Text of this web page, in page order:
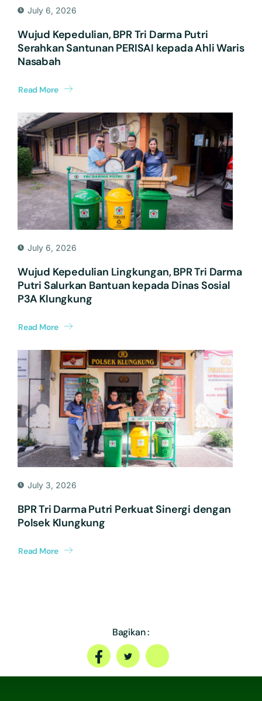
July 6, 2026
Wujud Kepedulian, BPR Tri Darma Putri
Serahkan Santunan PERISAI kepada Ahli Waris
Nasabah
Read More
July 6, 2026
Wujud Kepedulian Lingkungan, BPR Tri Darma
Putri Salurkan Bantuan kepada Dinas Sosial
P3A Klungkung
Read More
July 3, 2026
BPR Tri Darma Putri Perkuat Sinergi dengan
Polsek Klungkung
Read More
Bagikan :